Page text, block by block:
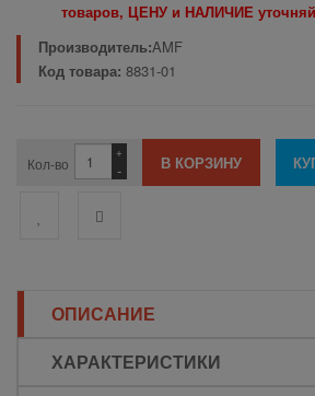
товаров, ЦЕНУ и НАЛИЧИЕ
Производитель:AMF
Код товара: 8831-01
Кол-во -
+
ОПИСАНИЕ
ХАРАКТЕРИСТИКИ